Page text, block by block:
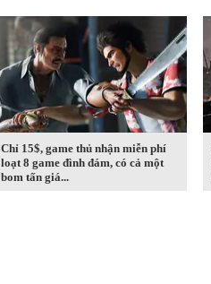
Chỉ 15$, game thủ nhận miễn phí
loạt 8 game đình đám, có cả một
bom tấn giá...